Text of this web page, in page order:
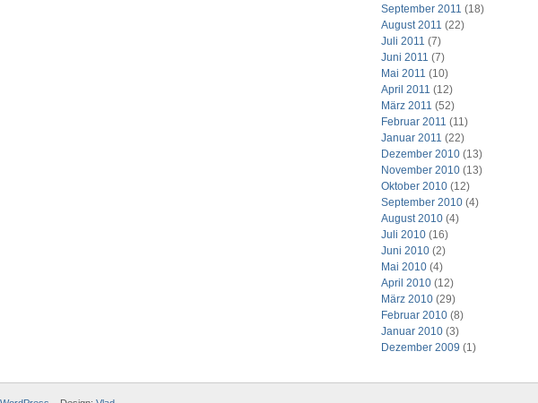
September 2011 (18)
August 2011 (22)
Juli 2011 (7)
Juni 2011 (7)
Mai 2011 (10)
April 2011 (12)
März 2011 (52)
Februar 2011 (11)
Januar 2011 (22)
Dezember 2010(13)
November 2010(13)
Oktober 2010(12)
September 2010(4)
August 2010(4)
Juli 2010(16)
Juni 2010(2)
Mai 2010(4)
April 2010(12)
März 2010(29)
Februar 2010(8)
Januar 2010(3)
Dezember 2009 (1)